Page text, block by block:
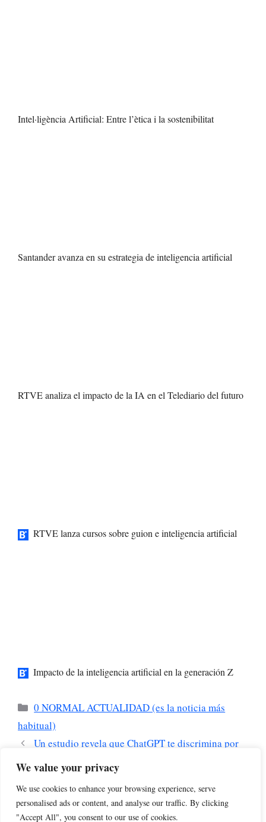
We value your privacy
We use cookies to enhance your browsing experience, serve
personalised ads or content, and analyse our traffic. By clicking
"Accept All", you consent to our use of cookies.
Intel·ligència Artificial: Entre l’ètica i la sostenibilitat
Santander avanza en su estrategia de inteligencia artificial
RTVE analiza el impacto de la IA en el Telediario del futuro
RTVE lanza cursos sobre guion e inteligencia artificial
Impacto de la inteligencia artificial en la generación Z
Categorías
0 NORMAL ACTUALIDAD (es la noticia más
habitual)
Un estudio revela que ChatGPT te discrimina por
tu edad: “No siempre es capaz de evitar el edadismo”
reaccionan a la encíclica sobre IA del Papa León XIV